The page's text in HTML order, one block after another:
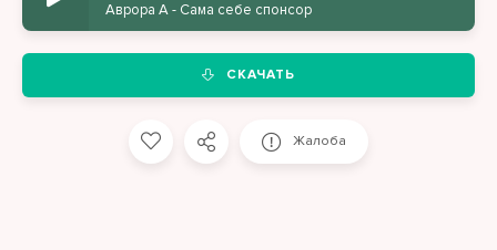
Аврора А - Сама себе спонсор
СКАЧАТЬ
Жалоба